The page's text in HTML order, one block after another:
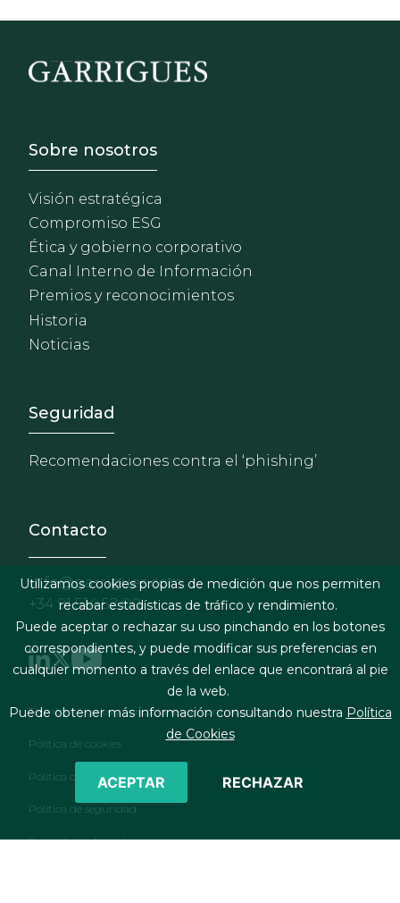
Footer - Sobre Nosotros
Sobre nosotros
Visión estratégica
Compromiso ESG
Ética y gobierno corporativo
Canal Interno de Información
Premios y reconocimientos
Historia
Noticias
Footer - Extranet y
Seguridad
Recomendaciones contra el ‘phishing’
Contacto
info@garrigues.com
+34 91 514 52 00
Footer menu
Términos legales y condiciones de contratación
Política de cookies
Política de privacidad
Política de seguridad
Formulario de contacto
Utilizamos cookies propias de medición que nos permiten
recabar estadísticas de tráfico y rendimiento.
Puede aceptar o rechazar su uso pinchando en los botones
correspondientes, y puede modificar sus preferencias en
cualquier momento a través del enlace que encontrará al pie
de la web.
Puede obtener más información consultando nuestra Política
de Cookies
ACEPTAR RECHAZAR